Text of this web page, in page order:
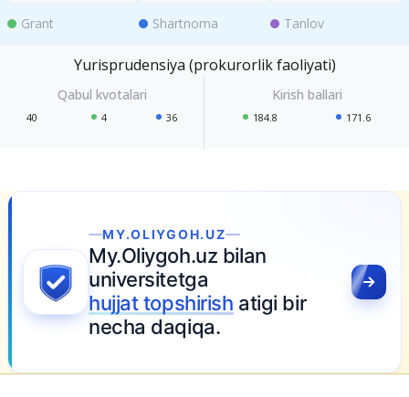
Grant Shartnoma Tanlov
Yurisprudensiya (prokurorlik faoliyati)
40 4 36 184.8 171.6
bilan
atigi bir